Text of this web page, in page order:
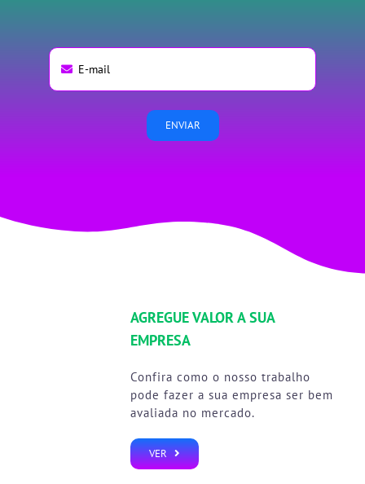
ENVIAR
AGREGUE VALOR A SUA
EMPRESA
Confira como o nosso trabalho
pode fazer a sua empresa ser bem
avaliada no mercado.
VER